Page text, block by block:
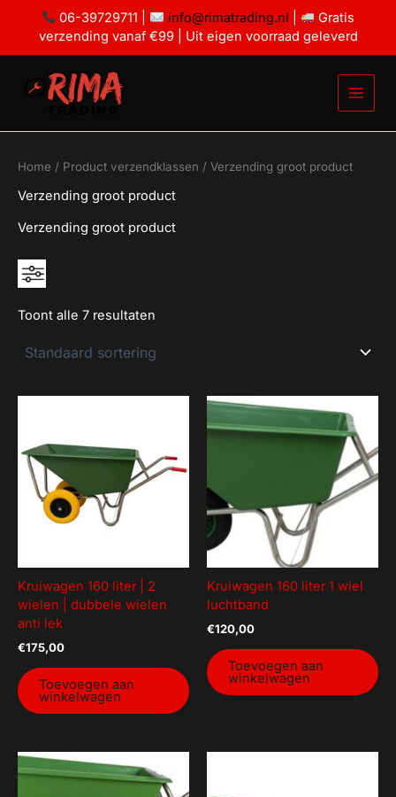
06-39729711 | info@rimatrading.nl
Gratis
verzending vanaf €99 | Uit eigen voorraad geleverd
Home / Product verzendklassen / Verzending groot product
Verzending groot product
Verzending groot product
€35 €175
35 175
Geen categorie
Mancave decoratie
Afzetmateriaal
Bakken
Dekselbakken
Elektra
Gereedschap
Toont alle 7 resultaten
Kruiwagen 160 liter | 2
wielen | dubbele wielen
anti lek
€175,00
Toevoegen aan
winkelwagen
Kruiwagen 160 liter 1 wiel
luchtband
€120,00
Toevoegen aan
winkelwagen